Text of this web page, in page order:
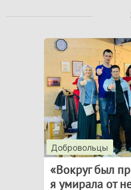
Добровольцы
«Вокруг был
я умирала от